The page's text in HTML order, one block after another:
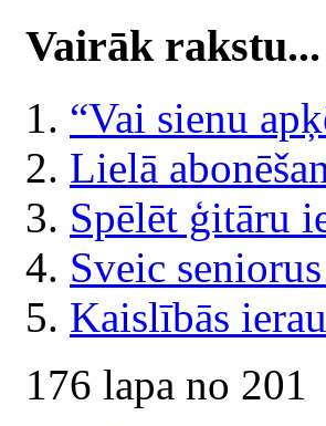
Vairāk rakstu...
“Vai sienu
Lielā
Spēlēt ģitāru
Sveic
Kaislībās
176 lapa no 201